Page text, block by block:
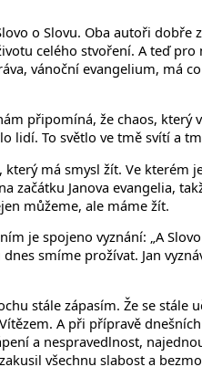
o Slovu. Oba autoři dobře
celého stvoření. A teď
vánoční evangelium, má
připomíná, že chaos, který
lidí. To světlo ve tmě svítí a
má smysl žít. Ve kterém
začátku Janova evangelia,
můžeme, ale máme žít.
je spojeno vyznání: „A
smíme prožívat. Jan
stále zápasím. Že se stále
A při přípravě
a nespravedlnost,
všechnu slabost a